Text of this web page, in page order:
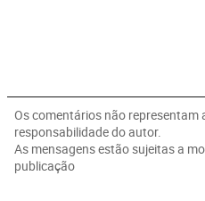
Os comentários não representam
responsabilidade do autor.
As mensagens estão sujeitas a
publicação